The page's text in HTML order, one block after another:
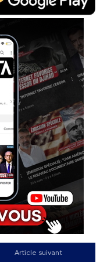
Article suivant